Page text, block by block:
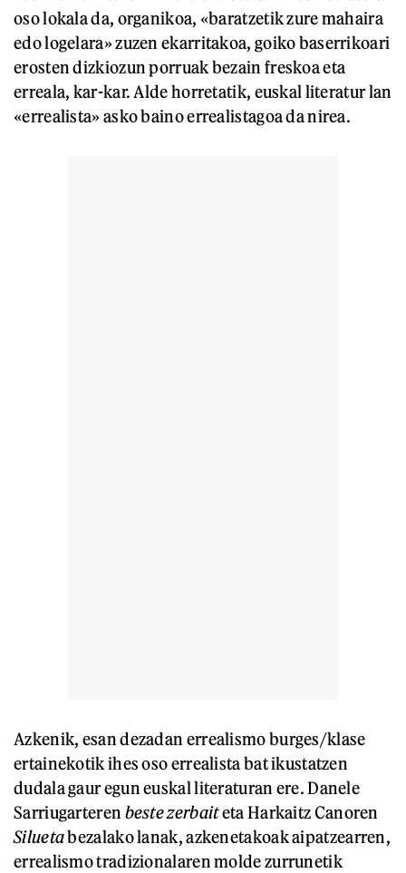
oso lokala da, organikoa, «baratzetik zure mahaira
edo logelara» zuzen ekarritakoa, goiko baserrikoari
erosten dizkiozun porruak bezain freskoa eta
erreala, kar-kar. Alde horretatik, euskal literatur lan
«errealista» asko baino errealistagoa da nirea.
Azkenik, esan dezadan errealismo burges/klase
ertainekotik ihes oso errealista bat ikustatzen
dudala gaur egun euskal literaturan ere. Danele
Sarriugarteren beste zerbaitetaHarkaitz Canoren
Siluetabezalako lanak, azkenetakoak aipatzearren,
errealismo tradizionalaren molde zurrunetik